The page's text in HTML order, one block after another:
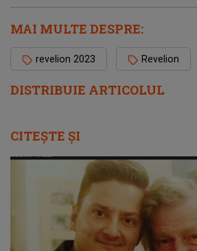
DISTRIBUIE ARTICOLUL
MAI MULTE DESPRE:
revelion 2023 Revelion
CITEȘTE ȘI